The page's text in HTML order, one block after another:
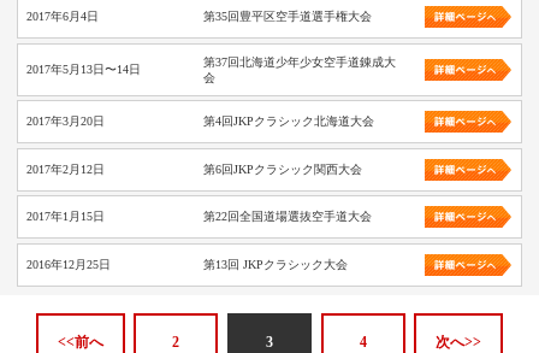
2017年6月4日 第35回豊平区空手道選手権大会
2017年5月13日〜14日
第37回北海道少年少女空手道錬成大
会
2017年3月20日 第4回JKPクラシック北海道大会
2017年2月12日 第6回JKPクラシック関西大会
2017年1月15日 第22回全国道場選抜空手道大会
2016年12月25日 第13回 JKPクラシック大会
<<前へ 2 3 4 次へ>>